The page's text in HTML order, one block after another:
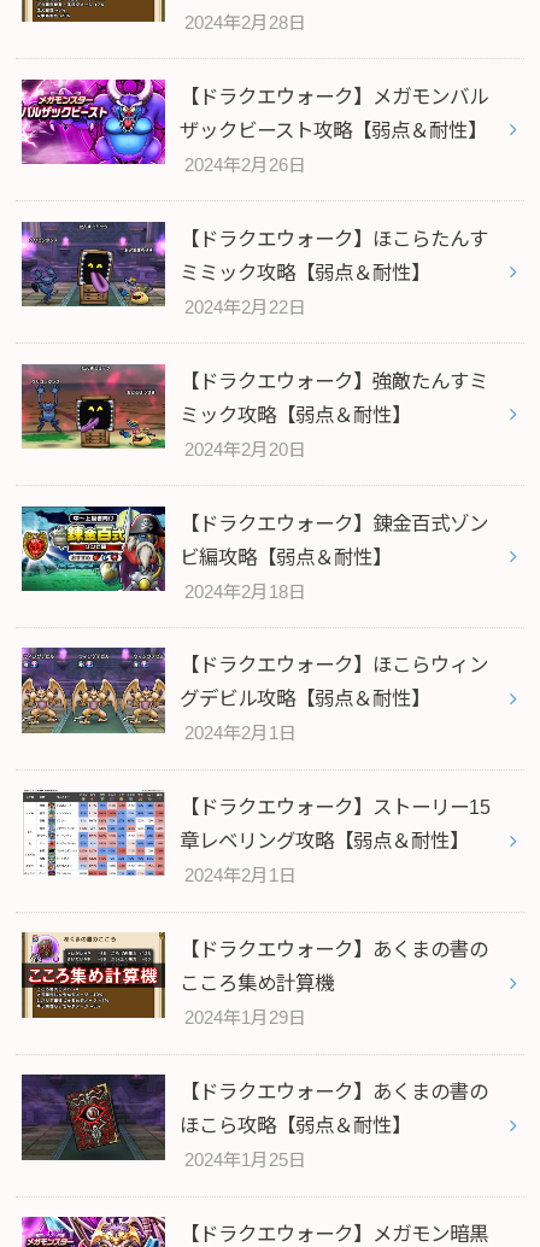
2024年2月28日
【ドラクエウォーク】メガモンバル
ザックビースト攻略【弱点＆耐性】
2024年2月26日
【ドラクエウォーク】ほこらたんす
ミミック攻略【弱点＆耐性】
2024年2月22日
【ドラクエウォーク】強敵たんすミ
ミック攻略【弱点＆耐性】
2024年2月20日
【ドラクエウォーク】錬金百式ゾン
ビ編攻略【弱点＆耐性】
2024年2月18日
【ドラクエウォーク】ほこらウィン
グデビル攻略【弱点＆耐性】
2024年2月1日
【ドラクエウォーク】ストーリー15
章レベリング攻略【弱点＆耐性】
2024年2月1日
【ドラクエウォーク】あくまの書の
こころ集め計算機
2024年1月29日
【ドラクエウォーク】あくまの書の
ほこら攻略【弱点＆耐性】
2024年1月25日
【ドラクエウォーク】メガモン暗黒